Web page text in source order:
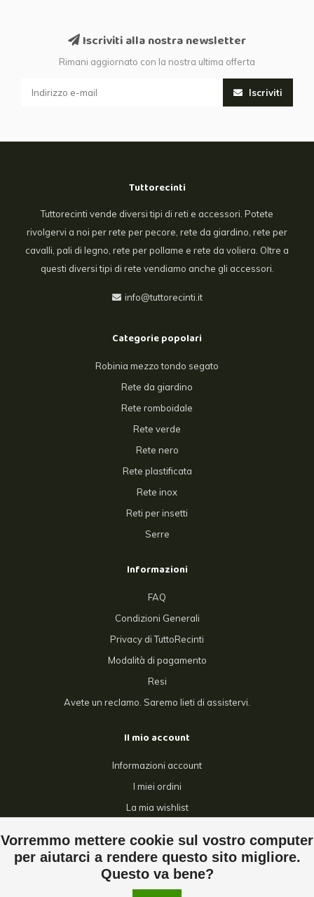
Vorremmo mettere cookie sul vostro computer
per aiutarci a rendere questo sito migliore.
Questo va bene?
Iscriviti alla nostra newsletter
Rimani aggiornato con la nostra ultima offerta
Iscriviti
Tuttorecinti
Tuttorecinti vende diversi tipi di reti e accessori. Potete
rivolgervi a noi per rete per pecore, rete da giardino, rete per
cavalli, pali di legno, rete per pollame e rete da voliera. Oltre a
questi diversi tipi di rete vendiamo anche gli accessori.
info@tuttorecinti.it
Categorie popolari
Robinia mezzo tondo segato
Rete da giardino
Rete romboidale
Rete verde
Rete nero
Rete plastificata
Rete inox
Reti per insetti
Serre
Informazioni
FAQ
Condizioni Generali
Privacy di TuttoRecinti
Modalità di pagamento
Resi
Avete un reclamo. Saremo lieti di assistervi.
Il mio account
Informazioni account
I miei ordini
La mia wishlist
Tutti i prodotti